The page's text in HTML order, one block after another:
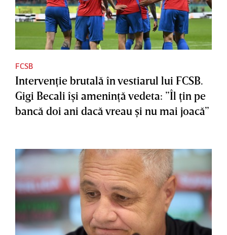
FCSB
Intervenţie brutală în vestiarul lui FCSB.
Gigi Becali îşi ameninţă vedeta: ”Îl ţin pe
bancă doi ani dacă vreau şi nu mai joacă”